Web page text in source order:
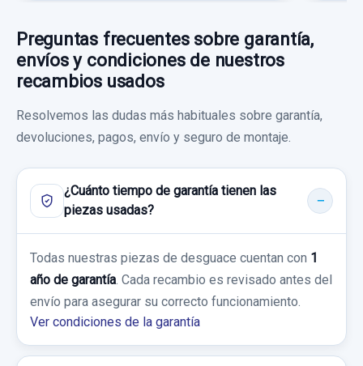
DAIHATSU MOVE L6
Garantía 1 año
Ref:661990
10,00 €
Sin IVA, gastos de envío no incluidos.
Preguntas frecuentes sobre garantía,
envíos y condiciones de nuestros
recambios usados
Resolvemos las dudas más habituales sobre garantía,
devoluciones, pagos, envío y seguro de montaje.
¿Cuánto tiempo de garantía tienen las
piezas usadas?
Todas nuestras piezas de desguace cuentan con 1
año de garantía . Cada recambio es revisado antes del
envío para asegurar su correcto funcionamiento.
Ver condiciones de la garantía